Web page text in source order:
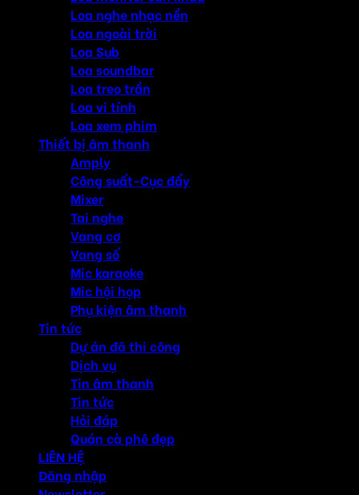
Loa nghe nhạc nền
Loa ngoài trời
Loa Sub
Loa soundbar
Loa treo trần
Loa vi tính
Loa xem phim
Thiết bị âm thanh
Amply
Công suất-Cục đẩy
Mixer
Tai nghe
Vang cơ
Vang số
Mic karaoke
Mic hội họp
Phụ kiện âm thanh
Tin tức
Dự án đã thi công
Dịch vụ
Tin âm thanh
Tin tức
Hỏi đáp
Quán cà phê đẹp
LIÊN HỆ
Đăng nhập